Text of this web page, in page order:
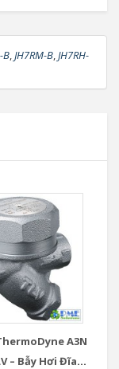
B,JH7RM-B,JH7RH-
A3N
– Bẫy Hơi Đĩa